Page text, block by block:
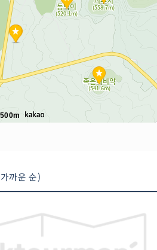
500m
까운 순)